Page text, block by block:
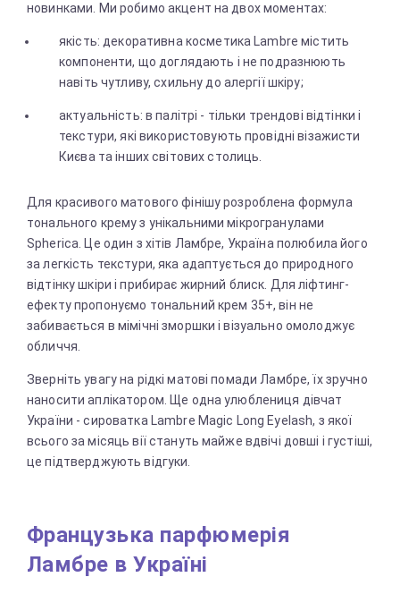
новинками. Ми робимо акцент на двох моментах:
якість: декоративна косметика Lambre містить
компоненти, що доглядають і не подразнюють
навіть чутливу, схильну до алергії шкіру;
актуальність: в палітрі - тільки трендові відтінки і
текстури, які використовують провідні візажисти
Києва та інших світових столиць.
Для красивого матового фінішу розроблена формула
тонального крему з унікальними мікрогранулами
Spherica. Це один з хітів Ламбре, Україна полюбила його
за легкість текстури, яка адаптується до природного
відтінку шкіри і прибирає жирний блиск. Для ліфтинг-
ефекту пропонуємо тональний крем 35+, він не
забивається в мімічні зморшки і візуально омолоджує
обличчя.
Зверніть увагу на рідкі матові помади Ламбре, їх зручно
наносити аплікатором. Ще одна улюблениця дівчат
України - сироватка Lambre Magic Long Eyelash, з якої
всього за місяць вії стануть майже вдвічі довші і густіші,
це підтверджують відгуки.
Французька парфюмерія
Ламбре в Україні